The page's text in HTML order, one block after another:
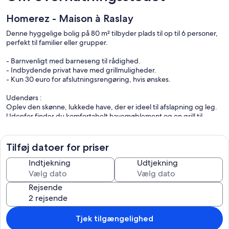
Homerez - Maison à Raslay
Denne hyggelige bolig på 80 m² tilbyder plads til op til 6 personer,
perfekt til familier eller grupper.
- Barnvenligt med barneseng til rådighed.
- Indbydende privat have med grillmuligheder.
- Kun 30 euro for afslutningsrengøring, hvis ønskes.
Udendørs :
Oplev den skønne, lukkede have, der er ideel til afslapning og leg.
Udenfor finder du komfortabelt havemøblement og en grill til
at lege og voksne at slappe af i sollyset.
Opholdsområder :
Det åbne køkken og stueområde skaber en indbydende atmosfære
for samvær. Her finder du et hyggeligt sofaområde, hvor man kan
slappe af efter en dag med aktiviteter, samt et spisebord, perfekt til
familiemiddage.
Værelser og Badeværelser :
- 1 værelse med dobbeltseng.
- 1 værelse med 2 enkeltsenge.
Tilføj datoer for priser
Indtjekning Udtjekning
Rejsende
Tjek tilgængelighed